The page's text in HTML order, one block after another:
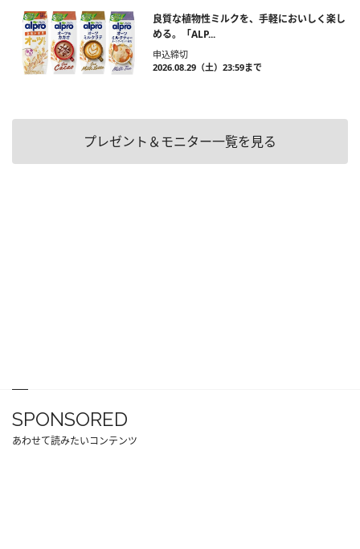
良質な植物性ミルクを、手軽においしく楽し
める。「ALP...
申込締切
2026.08.29（土）23:59まで
プレゼント＆モニター一覧を見る
SPONSORED
あわせて読みたいコンテンツ